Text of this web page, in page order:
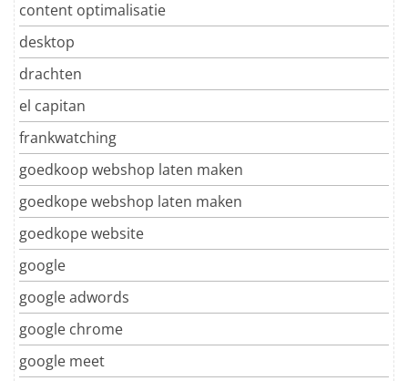
content optimalisatie
desktop
drachten
el capitan
frankwatching
goedkoop webshop laten maken
goedkope webshop laten maken
goedkope website
google
google adwords
google chrome
google meet